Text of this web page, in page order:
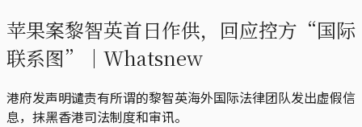
苹果案黎智英首日作供，回应控方“国际
联系图”｜Whatsnew
港府发声明谴责有所谓的黎智英海外国际法律团队发出虚假信
息，抹黑香港司法制度和审讯。